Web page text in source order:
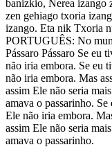
banizkio, Nerea izango
zen gehiago txoria
izango. Eta nik Txoria
PORTUGUÊS: No
Pássaro Pássaro Se eu
não iria embora. Se eu
não iria embora. Mas
assim Ele não seria
amava o passarinho. Se
Ele não iria embora.
assim Ele não seria
amava o passarinho.